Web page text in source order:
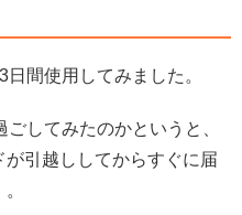
間使用してみました。
してみたのかというと、
引越ししてからすぐに届